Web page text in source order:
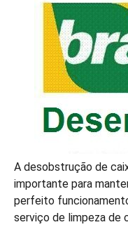
A desobstrução de
importante para
perfeito
serviço de limpeza de